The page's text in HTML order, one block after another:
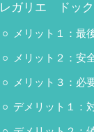
レガリエ ドック
メリット１：最
メリット２：安
メリット３：必
デメリット１：